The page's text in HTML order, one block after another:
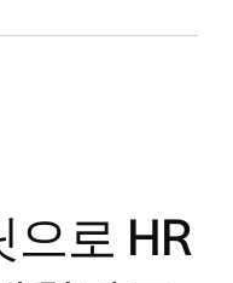
으로 HR